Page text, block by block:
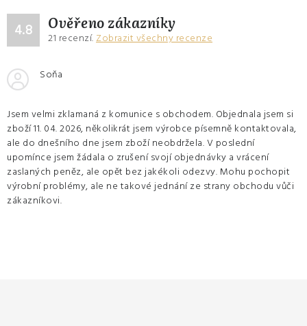
4.8 Ověřeno zákazníky
21 recenzí. Zobrazit všechny recenze
Soňa
Jsem velmi zklamaná z komunice s obchodem. Objednala jsem si
zboží 11. 04. 2026, několikrát jsem výrobce písemně kontaktovala,
ale do dnešního dne jsem zboží neobdržela. V poslední
upomínce jsem žádala o zrušení svojí objednávky a vrácení
zaslaných peněz, ale opět bez jakékoli odezvy. Mohu pochopit
výrobní problémy, ale ne takové jednání ze strany obchodu vůči
zákazníkovi.